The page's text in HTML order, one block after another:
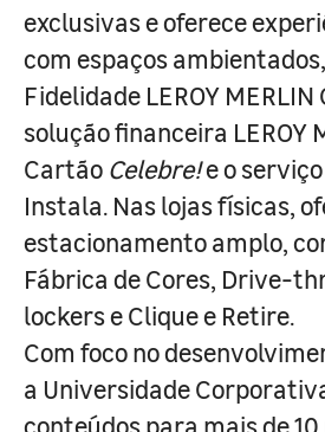
exclusivas e oferece
com espaços
Fidelidade LEROY MERLIN
solução financeira LEROY
Cartão Celebre!e o serviço
Instala. Nas lojas físicas,
estacionamento amplo,
Fábrica de Cores, Drive-
lockers e Clique e Retire.
Com foco no
a Universidade
conteúdos para mais de